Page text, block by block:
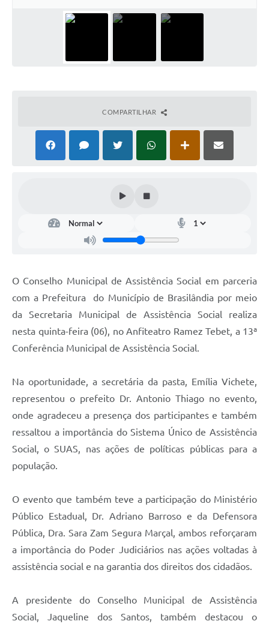
COMPARTILHAR
O Conselho Municipal de Assistência Social em parceria
com a Prefeitura do Município de Brasilândia por meio
da Secretaria Municipal de Assistência Social realiza
nesta quinta-feira (06), no Anfiteatro Ramez Tebet, a 13ª
Conferência Municipal de Assistência Social.
Na oportunidade, a secretária da pasta, Emília Vichete,
representou o prefeito Dr. Antonio Thiago no evento,
onde agradeceu a presença dos participantes e também
ressaltou a importância do Sistema Único de Assistência
Social, o SUAS, nas ações de políticas públicas para a
população.
O evento que também teve a participação do Ministério
Público Estadual, Dr. Adriano Barroso e da Defensora
Pública, Dra. Sara Zam Segura Marçal, ambos reforçaram
a importância do Poder Judiciários nas ações voltadas à
assistência social e na garantia dos direitos dos cidadãos.
A presidente do Conselho Municipal de Assistência
Social, Jaqueline dos Santos, também destacou o